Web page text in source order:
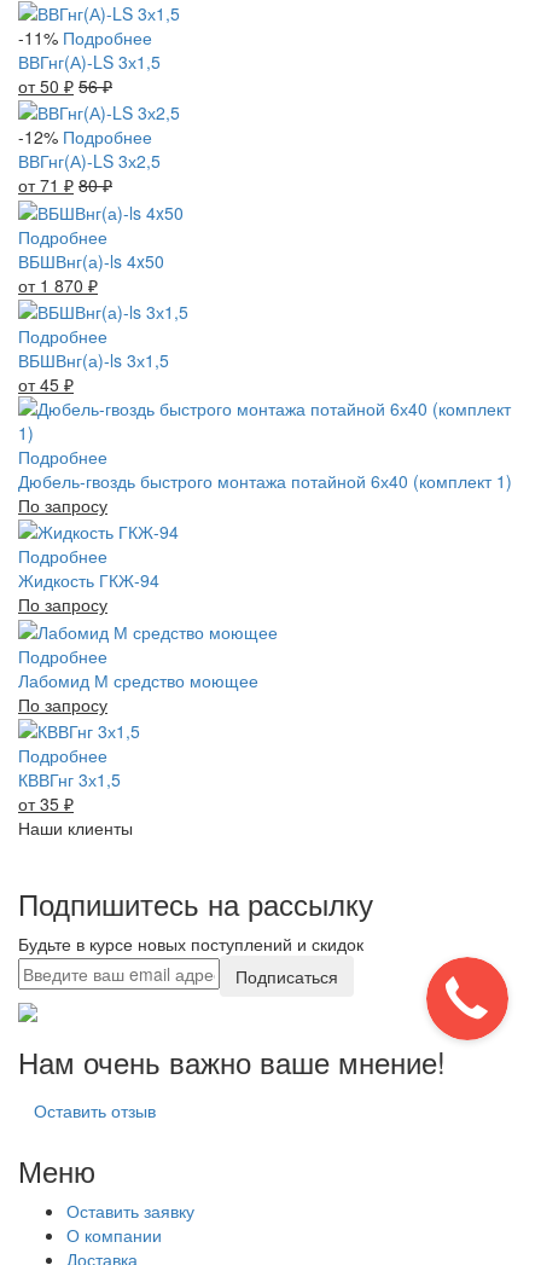
-11% Подробнее
ВВГнг(А)-LS 3х1,5
от 50 ₽ 56₽
-12% Подробнее
ВВГнг(А)-LS 3х2,5
от 71 ₽ 80₽
Подробнее
ВБШВнг(а)-ls 4x50
от 1 870 ₽
Подробнее
ВБШВнг(а)-ls 3х1,5
от 45 ₽
Подробнее
Дюбель-гвоздь быстрого монтажа потайной 6х40 (комплект 1)
По запросу
Подробнее
Жидкость ГКЖ-94
По запросу
Подробнее
Лабомид М средство моющее
По запросу
Подробнее
КВВГнг 3х1,5
от 35 ₽
Наши клиенты
Подпишитесь на рассылку
Будьте в курсе новых поступлений и скидок
Подписаться
Нам очень важно ваше мнение!
Оставить отзыв
Меню
Оставить заявку
О компании
Доставка